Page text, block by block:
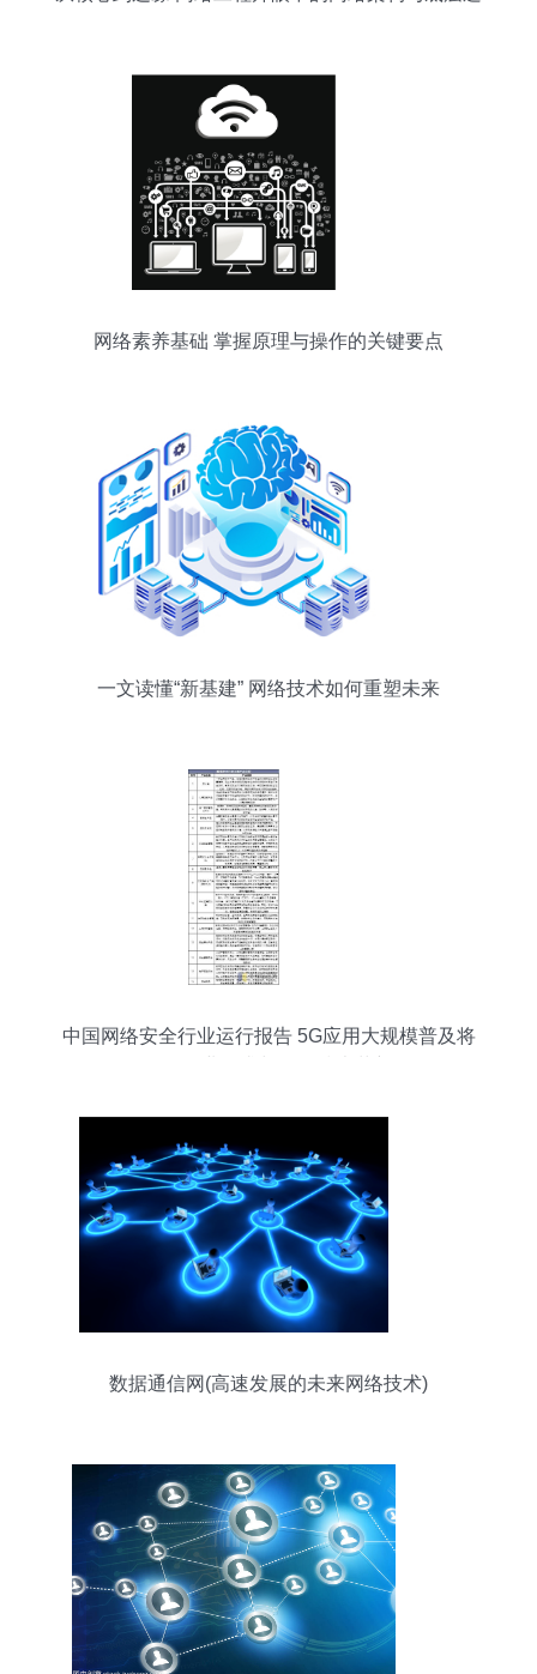
网络素养基础 掌握原理与操作的关键要点
一文读懂“新基建” 网络技术如何重塑未来
中国网络安全行业运行报告 5G应用大规模普及将
数据通信网(高速发展的未来网络技术)